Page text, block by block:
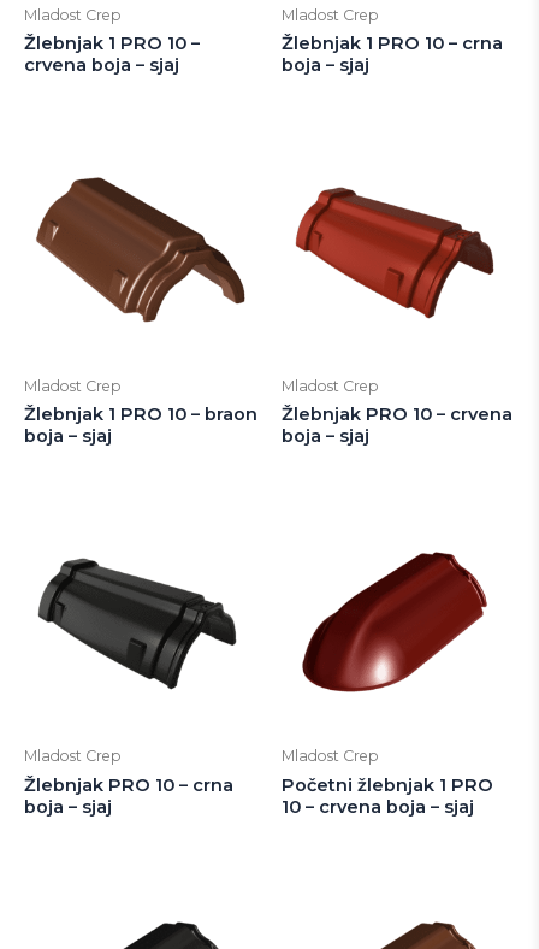
Mladost Crep
Žlebnjak 1 PRO 10 –
crvena boja – sjaj
Mladost Crep
Žlebnjak 1 PRO 10 – crna
boja – sjaj
Mladost Crep
Žlebnjak 1 PRO 10 – braon
boja – sjaj
Mladost Crep
Žlebnjak PRO 10 – crvena
boja – sjaj
Mladost Crep
Žlebnjak PRO 10 – crna
boja – sjaj
Mladost Crep
Početni žlebnjak 1 PRO
10 – crvena boja – sjaj